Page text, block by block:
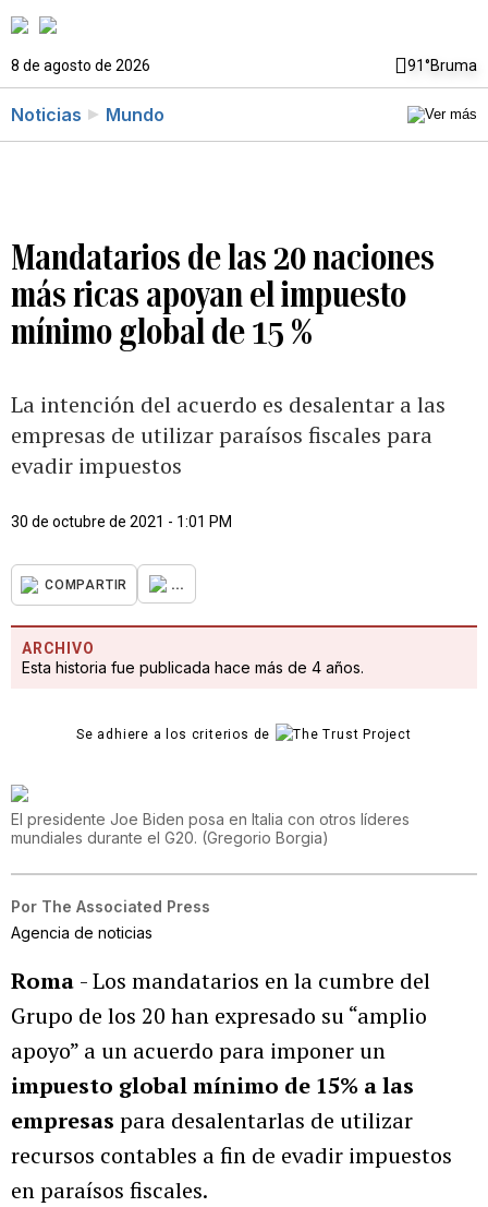
8 de agosto de 2026 91°Bruma
Noticias Mundo
Mandatarios de las 20 naciones
más ricas apoyan el impuesto
mínimo global de 15 %
La intención del acuerdo es desalentar a las
empresas de utilizar paraísos fiscales para
evadir impuestos
30 de octubre de 2021 - 1:01 PM
COMPARTIR ...
ARCHIVO
Esta historia fue publicada hace más de 4 años.
Se adhiere a los criterios de
El presidente Joe Biden posa en Italia con otros líderes
mundiales durante el G20. (Gregorio Borgia)
Por The Associated Press
Agencia de noticias
Roma - Los mandatarios en la cumbre del
Grupo de los 20 han expresado su “amplio
apoyo” a un acuerdo para imponer un
impuesto global mínimo de 15% a las
empresas para desalentarlas de utilizar
recursos contables a fin de evadir impuestos
en paraísos fiscales.